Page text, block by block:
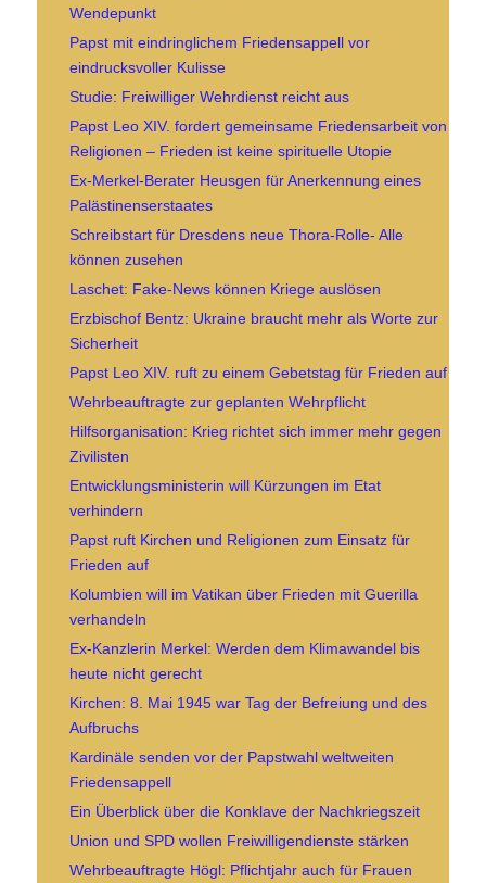
Wendepunkt
Papst mit eindringlichem Friedensappell vor
eindrucksvoller Kulisse
Studie: Freiwilliger Wehrdienst reicht aus
Papst Leo XIV. fordert gemeinsame Friedensarbeit von
Religionen – Frieden ist keine spirituelle Utopie
Ex-Merkel-Berater Heusgen für Anerkennung eines
Palästinenserstaates
Schreibstart für Dresdens neue Thora-Rolle- Alle
können zusehen
Laschet: Fake-News können Kriege auslösen
Erzbischof Bentz: Ukraine braucht mehr als Worte zur
Sicherheit
Papst Leo XIV. ruft zu einem Gebetstag für Frieden auf
Wehrbeauftragte zur geplanten Wehrpflicht
Hilfsorganisation: Krieg richtet sich immer mehr gegen
Zivilisten
Entwicklungsministerin will Kürzungen im Etat
verhindern
Papst ruft Kirchen und Religionen zum Einsatz für
Frieden auf
Kolumbien will im Vatikan über Frieden mit Guerilla
verhandeln
Ex-Kanzlerin Merkel: Werden dem Klimawandel bis
heute nicht gerecht
Kirchen: 8. Mai 1945 war Tag der Befreiung und des
Aufbruchs
Kardinäle senden vor der Papstwahl weltweiten
Friedensappell
Ein Überblick über die Konklave der Nachkriegszeit
Union und SPD wollen Freiwilligendienste stärken
Wehrbeauftragte Högl: Pflichtjahr auch für Frauen